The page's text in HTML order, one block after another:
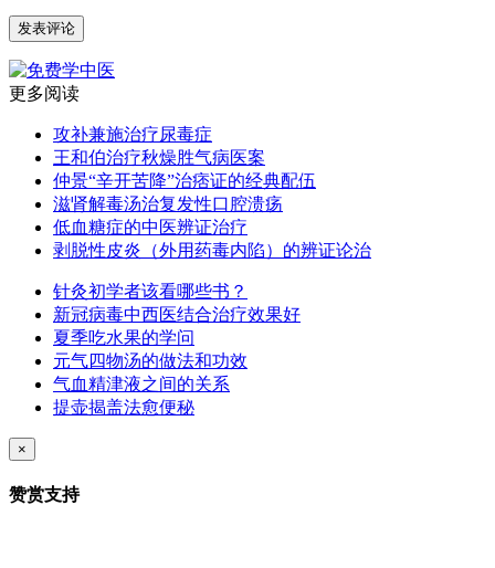
更多阅读
攻补兼施治疗尿毒症
王和伯治疗秋燥胜气病医案
仲景“辛开苦降”治痞证的经典配伍
滋肾解毒汤治复发性口腔溃疡
低血糖症的中医辨证治疗
剥脱性皮炎（外用药毒内陷）的辨证论治
针灸初学者该看哪些书？
新冠病毒中西医结合治疗效果好
夏季吃水果的学问
元气四物汤的做法和功效
气血精津液之间的关系
提壶揭盖法愈便秘
×
赞赏支持